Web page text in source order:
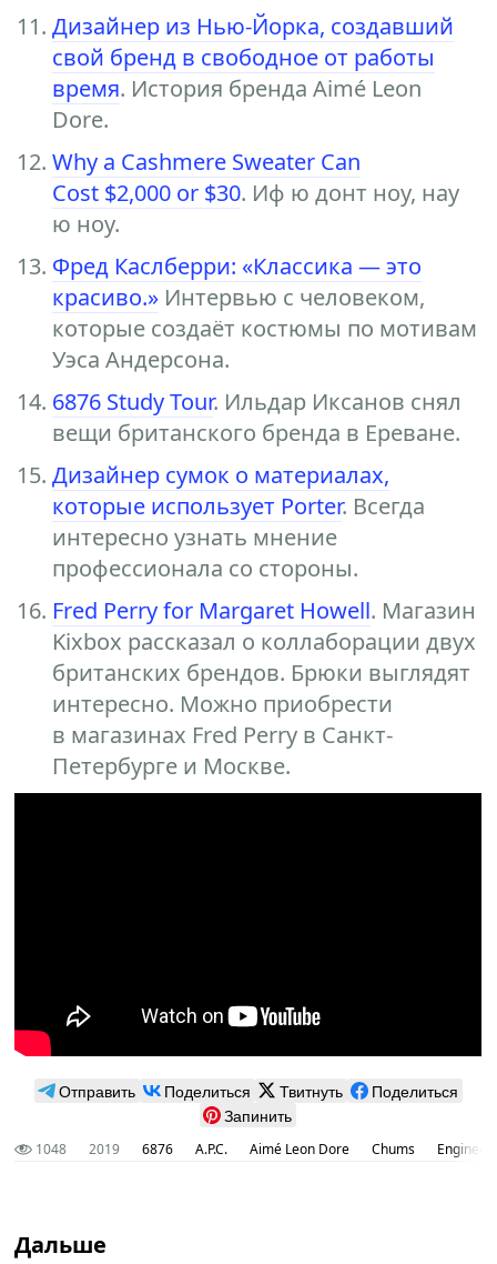
Дизайнер из Нью-Йорка, создавший
свой бренд в свободное от работы
время. История бренда Aimé Leon
Dore.
Why a Cashmere Sweater Can
Cost $2,000 or $30. Иф ю донт ноу, нау
ю ноу.
Фред Каслберри: «Классика — это
красиво.» Интервью с человеком,
которые создаёт костюмы по мотивам
Уэса Андерсона.
6876 Study Tour. Ильдар Иксанов снял
вещи британского бренда в Ереване.
Дизайнер сумок о материалах,
которые использует Porter. Всегда
интересно узнать мнение
профессионала со стороны.
Fred Perry for Margaret Howell. Магазин
Kixbox рассказал о коллаборации двух
британских брендов. Брюки выглядят
интересно. Можно приобрести
в магазинах Fred Perry в Санкт-
Петербурге и Москве.
Отправить Поделиться Твитнуть
Поделиться
Запинить
1048 2019 6876 A.P.C. Aimé Leon Dore Chums
Дальше